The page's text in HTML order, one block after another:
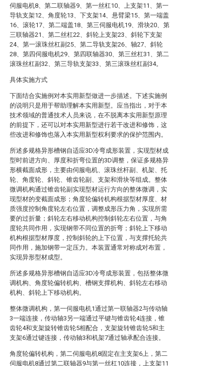
伺服电机8、第二联轴器9、第一丝杠10、上支架11、第一
导轨支架12、角度轮13、下支架14、悬臂梁15、第一端盖
16、滚轮17、第二端盖18、第三伺服电机19、滑块20、第
三联轴器21、第二丝杠22、斜轮上支架23、斜轮下支架
24、第一滚珠丝杠副25、第二导轨支架26、轴27、斜轮
28、第四伺服电机29、第四联轴器30、第三丝杠31、第二
滚珠丝杠副32、第三导轨支架33、第三滚珠丝杠副34。
具体实施方式
下面结合实施例对本实用新型做进一步描述。下述实施例
的说明只是用于帮助理解本实用新型。应当指出，对于本
技术领域的普通技术人员来说，在不脱离本实用新型原理
的前提下，还可以对本实用新型进行若干改进和修饰，这
些改进和修饰也落入本实用新型权利要求的保护范围内。
所述多规格异形槽钢自适应3D冷弯成形装置，实现型材成
型时前进方向、厚度和折弯位置的3D调整，保证多规格异
形横截面成形，主要由伺服电机、滚珠丝杆副、机架、托
轮、角度轮、斜轮、锥齿轮副、支架和滑块等组成。整体
微调机构通过锥齿轮副实现型材运行方向的整体微调，实
现型材的变截面成形；角度轮偏转机构根据型材厚度、材
质强度控制角度轮左右位置，调整成形压力角，实现所需
要的过折量；斜轮左右移动机构控制斜轮左右位置，与角
度轮共同作用，实现钢带不同位置的折弯；斜轮上下移动
机构根据型材厚度，控制斜轮的上下位置，与支撑托轮共
同作用，施加钢带一定压力。本装置通常对称成对布置，
实现异形型材成型。
所述多规格异形槽钢自适应3D冷弯成形装置，包括整体微
调机构、角度轮偏转机构、槽钢支撑机构、斜轮左右移动
机构、斜轮上下移动机构。
整体微调机构，第一伺服电机1通过第一联轴器2与传动轴
3一端连接，传动轴3另一端通过平键与锥齿轮4连接，锥
齿轮4和支架旋转锥齿轮5相配合，支架旋转锥齿轮5和主
支架6通过键连接，传动轴3和机架7通过轴承配合连接。
角度轮偏转机构，第二伺服电机8固定在主支架6上，第二
伺服电机8通过第二联轴器9与第一丝杠10连接，上支架11